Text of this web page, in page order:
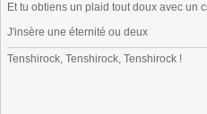
Et tu obtiens un plaid tout doux avec un
J'insère une éternité ou deux
Tenshirock, Tenshirock, Tenshirock !